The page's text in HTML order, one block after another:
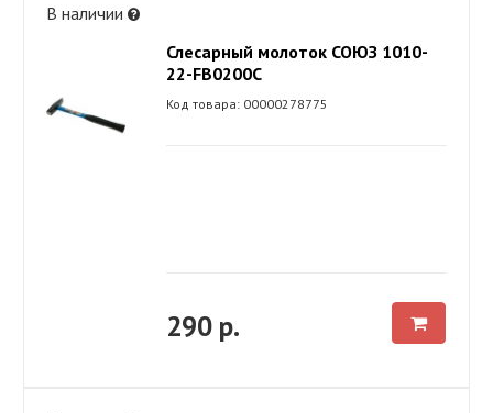
В наличии
Слесарный молоток СОЮЗ 1010-
22-FB0200C
Код товара: 00000278775
290 р.